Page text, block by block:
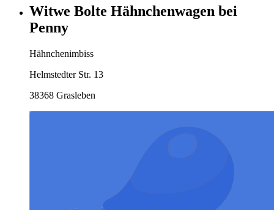
Witwe Bolte Hähnchenwagen bei
Penny
Hähnchenimbiss
Helmstedter Str. 13
38368 Grasleben